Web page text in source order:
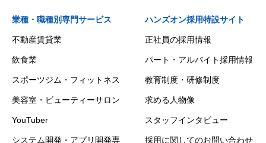
業種・職種別専門サービス
不動産賃貸業
飲食業
スポーツジム・フィットネス
美容室・ビューティーサロン
YouTuber
システム開発・アプリ開発専
ハンズオン採用特設サイト
正社員の採用情報
パート・アルバイト採用情報
教育制度・研修制度
求める人物像
スタッフインタビュー
採用に関してのお問い合わせ